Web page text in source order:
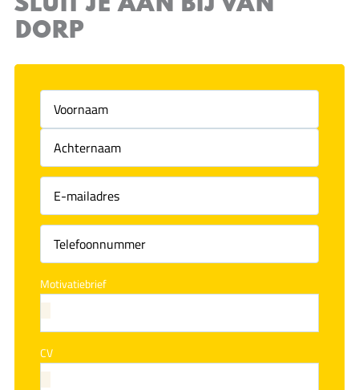
DORP
Voornaam
(Vereist)
Achternaam
(Vereist)
Motivatiebrief
CV